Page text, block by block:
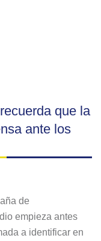
que la
ante los
de
empieza antes
a identificar en